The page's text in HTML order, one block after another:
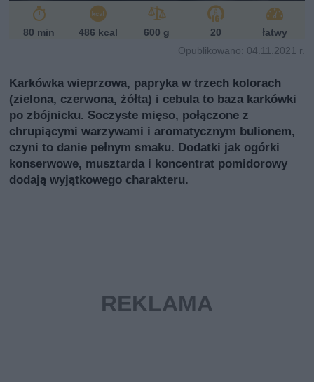
80 min 486 kcal 600 g 20
łatwy
Opublikowano: 04.11.2021 r.
Karkówka wieprzowa, papryka w trzech kolorach
(zielona, czerwona, żółta) i cebula to baza karkówki
po zbójnicku. Soczyste mięso, połączone z
chrupiącymi warzywami i aromatycznym bulionem,
czyni to danie pełnym smaku. Dodatki jak ogórki
konserwowe, musztarda i koncentrat pomidorowy
dodają wyjątkowego charakteru.